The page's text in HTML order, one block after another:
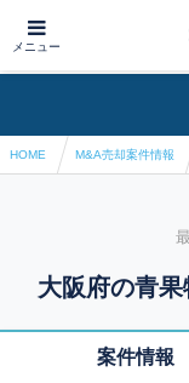
メニュー
HOME M&A売却案件情報
大阪府の青
案件情報